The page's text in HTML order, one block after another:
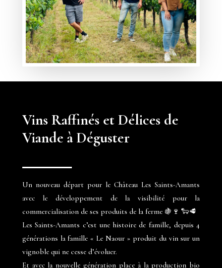
Vins Raffinés et Délices de
Viande à Déguster
Un nouveau départ pour le Château Les Saints-Amants
avec le développement de la visibilité pour la
commercialisation de ses produits de la ferme 🍇🍷 🐑🥩
Les Saints-Amants c’est une histoire de famille, depuis 4
générations la famille « Le Naour » produit du vin sur un
vignoble qui ne cesse d’évoluer.
Et avec la nouvelle génération place à la production bio